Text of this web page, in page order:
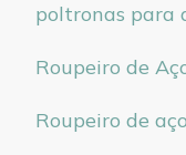
poltronas para
Roupeiro de
Roupeiro de